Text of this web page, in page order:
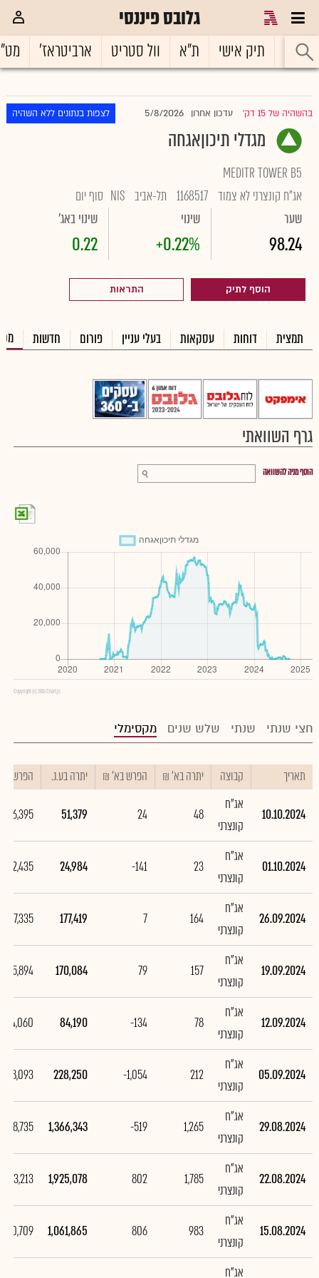
גלובס פיננסי
ראשי תיק אישי ת"א וול סטריט ארביטראז'
בהשהיה של 15 דק' עדכון אחרון 5/8/2026 לצפות בנתונים ללא השהיה
מגדלי תיכוןאגחה
MEDITR TOWER B5
אג"ח קונצרני לא צמוד 1168517 תל-אביב NIS סוף יום
שער
98.24
שינוי
+0.22%
שינוי באג'
0.22
הוסף לתיק התראות
תמצית דוחות עסקאות בעלי עניין פורום חדשות
גרף השוואתי
הוסף מניה להשוואה
Copyright (c) 2016 Chart.js
חצי שנתי שנתי שלש שנים מקסימלי
תאריך קבוצה יתרה בא' ₪ הפרש בא' ₪ יתרה בע.נ. הפרש
10.10.2024
אג"ח
קונצרני
48
24
51,379
26,395
01.10.2024
אג"ח
קונצרני
23
-141
24,984
-152,435
26.09.2024
אג"ח
קונצרני
164
7
177,419
7,335
19.09.2024
אג"ח
קונצרני
157
79
170,084
85,894
12.09.2024
אג"ח
קונצרני
78
-134
84,190
05.09.2024
אג"ח
קונצרני
212
-1,054
228,250
29.08.2024
אג"ח
קונצרני
1,265
-519
1,366,343
-558,735
22.08.2024
אג"ח
קונצרני
1,785
802
1,925,078
863,213
15.08.2024
אג"ח
קונצרני
983
806
1,061,865
870,709
אג"ח